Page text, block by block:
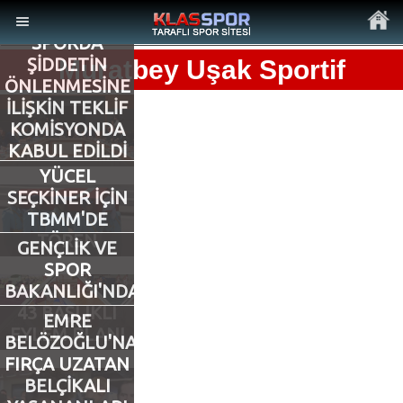
MENÜ
Ana Sayfa
Son Dakika Haberler
Foto Galeri
Video Galeri
Ankara Takımları
Muratbey Uşak Sportif
SPORDA
ŞİDDETİN
ÖNLENMESİNE
İLİŞKİN TEKLİF
KOMİSYONDA
KABUL EDİLDİ
YÜCEL
SEÇKİNER İÇİN
TBMM'DE
TÖREN
GENÇLİK VE
SPOR
BAKANLIĞI'NDAN
43 BAŞLIKLI
EYLEM PLANI
EMRE
BELÖZOĞLU'NA
FIRÇA UZATAN
BELÇİKALI